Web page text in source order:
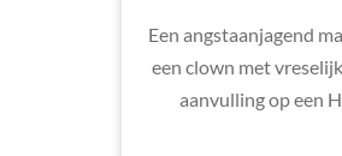
Een angstaanjagend
een clown met
aanvulling op een